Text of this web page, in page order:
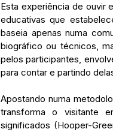
Esta experiência de ouvir
educativas que
baseia apenas numa
biográfico ou técnicos,
pelos participantes,
para contar e partindo
Apostando numa
transforma o visitante
significados (Hooper-